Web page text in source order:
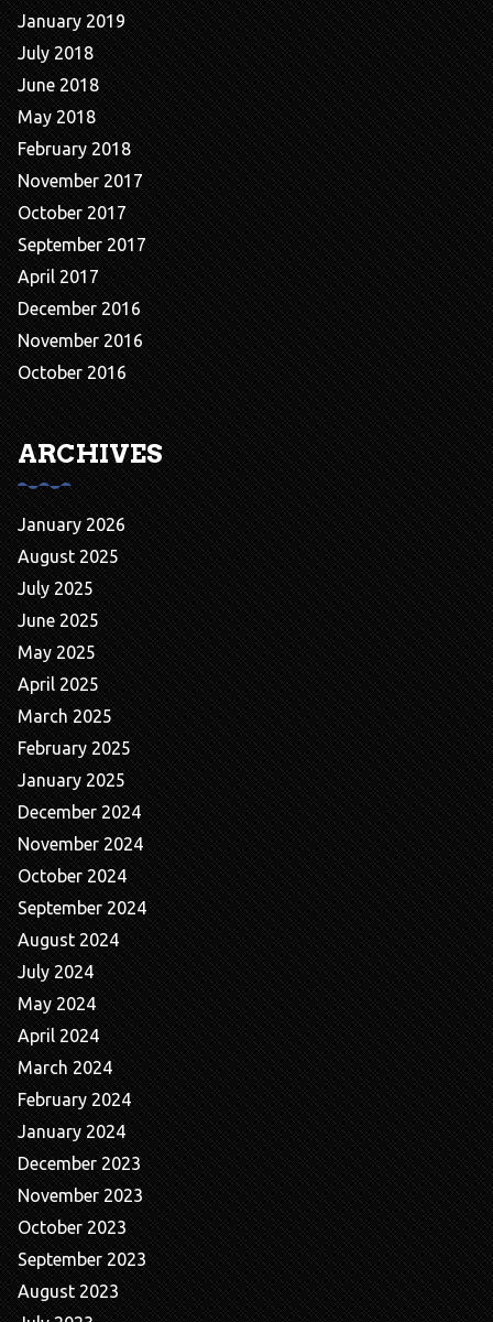
January 2019
July 2018
June 2018
May 2018
February 2018
November 2017
October 2017
September 2017
April 2017
December 2016
November 2016
October 2016
ARCHIVES
January 2026
August 2025
July 2025
June 2025
May 2025
April 2025
March 2025
February 2025
January 2025
December 2024
November 2024
October 2024
September 2024
August 2024
July 2024
May 2024
April 2024
March 2024
February 2024
January 2024
December 2023
November 2023
October 2023
September 2023
August 2023